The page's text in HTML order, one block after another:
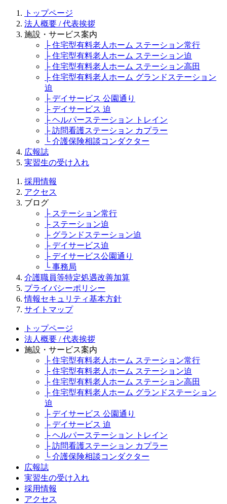
トップページ
法人概要 / 代表挨拶
施設・サービス案内
├ 住宅型有料老人ホーム ステーション常行
├ 住宅型有料老人ホーム ステーション迫
├ 住宅型有料老人ホーム ステーション高田
├ 住宅型有料老人ホーム グランドステーション
迫
├ デイサービス 公園通り
├ デイサービス 迫
├ ヘルパーステーション トレイン
├ 訪問看護ステーション カプラー
└ 介護保険相談コンダクター
広報誌
実習生の受け入れ
採用情報
アクセス
ブログ
├ ステーション常行
├ ステーション迫
├ グランドステーション迫
├ デイサービス迫
├ デイサービス公園通り
└ 事務局
介護職員等特定処遇改善加算
プライバシーポリシー
情報セキュリティ基本方針
サイトマップ
トップページ
法人概要 / 代表挨拶
施設・サービス案内
├ 住宅型有料老人ホーム ステーション常行
├ 住宅型有料老人ホーム ステーション迫
├ 住宅型有料老人ホーム ステーション高田
├ 住宅型有料老人ホーム グランドステーション
迫
├ デイサービス 公園通り
├ デイサービス 迫
├ ヘルパーステーション トレイン
├ 訪問看護ステーション カプラー
└ 介護保険相談コンダクター
広報誌
実習生の受け入れ
採用情報
アクセス